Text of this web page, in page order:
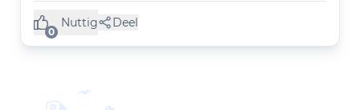
0
Nuttig
(0 like) Deel